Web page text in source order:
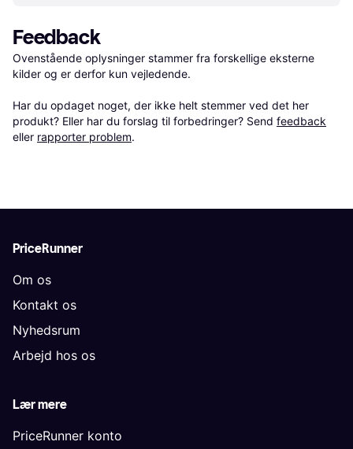
Feedback
Ovenstående oplysninger stammer fra forskellige eksterne
kilder og er derfor kun vejledende.
Har du opdaget noget, der ikke helt stemmer ved det her
produkt? Eller har du forslag til forbedringer? Send feedback
eller rapporter problem.
PriceRunner
Om os
Kontakt os
Nyhedsrum
Arbejd hos os
Lær mere
PriceRunner konto